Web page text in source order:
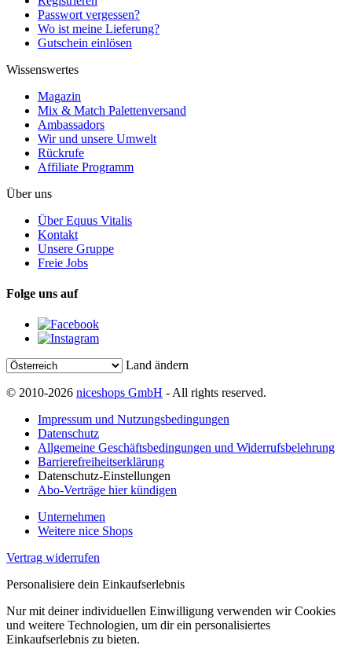
Passwort vergessen?
Wo ist meine Lieferung?
Gutschein einlösen
Wissenswertes
Magazin
Mix & Match Palettenversand
Ambassadors
Wir und unsere Umwelt
Rückrufe
Affiliate Programm
Über uns
Über Equus Vitalis
Kontakt
Unsere Gruppe
Freie Jobs
Folge uns auf
Land ändern
© 2010-2026 niceshops GmbH - All rights reserved.
Impressum und Nutzungsbedingungen
Datenschutz
Allgemeine Geschäftsbedingungen und Widerrufsbelehrung
Barrierefreiheitserklärung
Datenschutz-Einstellungen
Abo-Verträge hier kündigen
Unternehmen
Weitere nice Shops
Vertrag widerrufen
Personalisiere dein Einkaufserlebnis
Nur mit deiner individuellen Einwilligung verwenden wir Cookies
und weitere Technologien, um dir ein personalisiertes
Einkaufserlebnis zu bieten.